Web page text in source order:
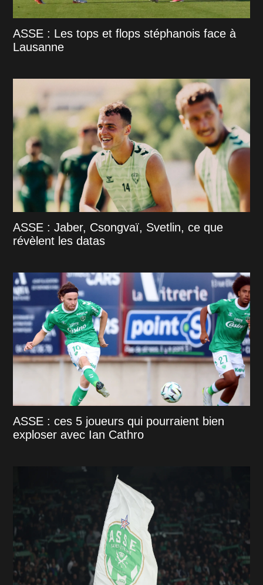
ASSE : Les tops et flops stéphanois face à
Lausanne
ASSE : Jaber, Csongvaï, Svetlin, ce que
révèlent les datas
ASSE : ces 5 joueurs qui pourraient bien
exploser avec Ian Cathro